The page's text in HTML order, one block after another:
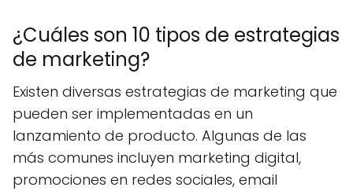
¿Cuáles son 10 tipos de estrategias
de marketing?
Existen diversas estrategias de marketing que
pueden ser implementadas en un
lanzamiento de producto. Algunas de las
más comunes incluyen marketing digital,
promociones en redes sociales, email